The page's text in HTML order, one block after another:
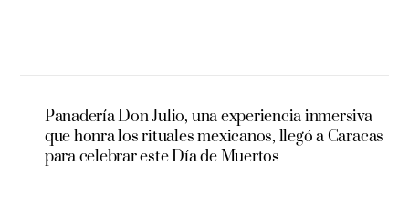
Panadería Don Julio, una experiencia inmersiva
que honra los rituales mexicanos, llegó a Caracas
para celebrar este Día de Muertos